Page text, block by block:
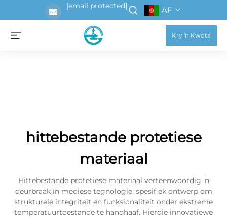
[email protected] AF
Kry 'n Kwota
hittebestande protetiese
materiaal
Hittebestande protetiese materiaal verteenwoordig 'n
deurbraak in mediese tegnologie, spesifiek ontwerp om
strukturele integriteit en funksionaliteit onder ekstreme
temperatuurtoestande te handhaaf. Hierdie innovatiewe